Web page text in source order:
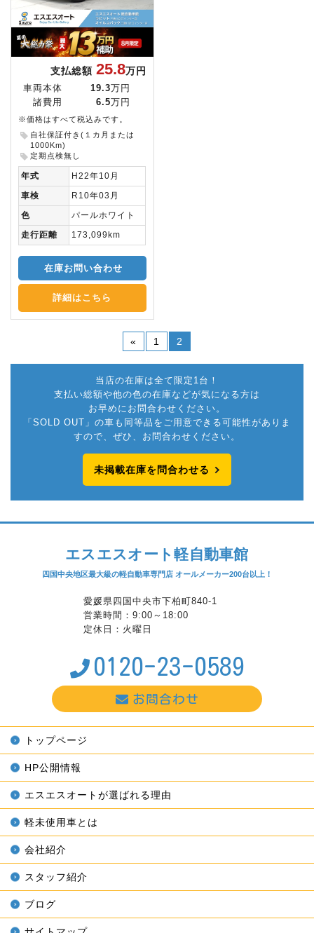
支払総額 25.8万円
車両本体 19.3 万円
諸費用
6.5 万円
※価格はすべて税込みです。
自社保証付き(１カ月または
1000Km)
定期点検無し
年式
H22年10月
車検
R10年03月
色
パールホワイト
走行距離
173,099km
在庫お問い合わせ
詳細はこちら
« 1 2
当店の在庫は全て限定1台！
支払い総額や他の色の在庫などが気になる方は
お早めにお問合わせください。
「SOLD OUT」の車も同等品をご用意できる可能性がありま
すので、ぜひ、お問合わせください。
未掲載在庫を問合わせる
エスエスオート軽自動車館
四国中央地区最大級の軽自動車専門店 オールメーカー200台以上！
愛媛県四国中央市下柏町840-1
営業時間：9:00～18:00
定休日：火曜日
0120-23-0589
お問合わせ
トップページ
HP公開情報
エスエスオートが選ばれる理由
軽未使用車とは
会社紹介
スタッフ紹介
ブログ